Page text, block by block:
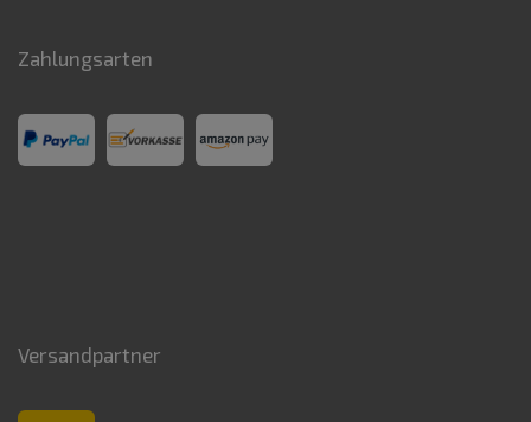
Zahlungsarten
Versandpartner